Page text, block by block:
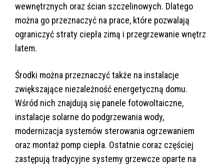
wewnętrznych oraz ścian szczelinowych. Dlatego
można go przeznaczyć na prace, które pozwalają
ograniczyć straty ciepła zimą i przegrzewanie wnętrz
latem.
Środki można przeznaczyć także na instalacje
zwiększające niezależność energetyczną domu.
Wśród nich znajdują się panele fotowoltaiczne,
instalacje solarne do podgrzewania wody,
modernizacja systemów sterowania ogrzewaniem
oraz montaż pomp ciepła. Ostatnie coraz częściej
zastępują tradycyjne systemy grzewcze oparte na